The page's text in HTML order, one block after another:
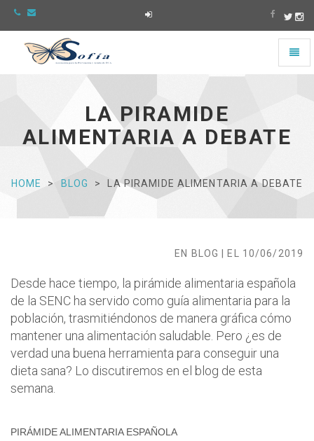
Inicio
LA PIRAMIDE
ALIMENTARIA A DEBATE
HOME BLOG LA PIRAMIDE ALIMENTARIA A DEBATE
EN BLOG | EL 10/06/2019
Desde hace tiempo, la pirámide alimentaria española
de la SENC ha servido como guía alimentaria para la
población, trasmitiéndonos de manera gráfica cómo
mantener una alimentación saludable. Pero ¿es de
verdad una buena herramienta para conseguir una
dieta sana? Lo discutiremos en el blog de esta
semana.
PIRÁMIDE ALIMENTARIA ESPAÑOLA